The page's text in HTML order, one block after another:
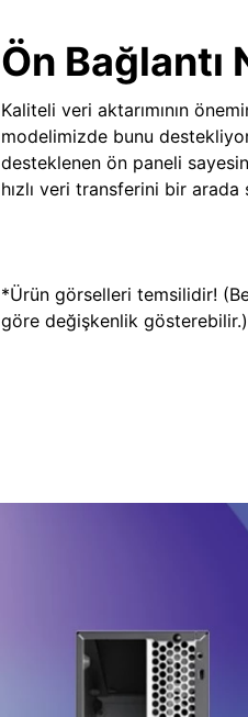
Ön Bağlantı
Kaliteli veri aktarımının
modelimizde bunu
desteklenen ön paneli
hızlı veri transferini bir arada
*Ürün görselleri temsilidir!
göre değişkenlik gösterebilir.)